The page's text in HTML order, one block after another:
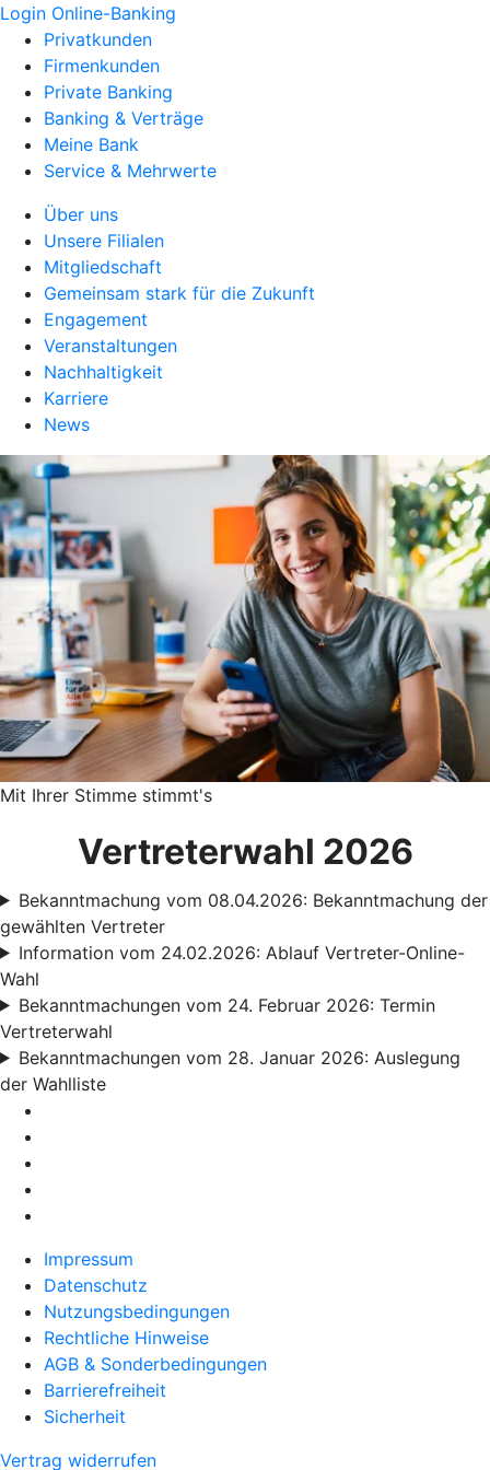
Login Online-Banking
Privatkunden
Firmenkunden
Private Banking
Banking & Verträge
Meine Bank
Service & Mehrwerte
Über uns
Unsere Filialen
Mitgliedschaft
Gemeinsam stark für die Zukunft
Engagement
Veranstaltungen
Nachhaltigkeit
Karriere
News
Mit Ihrer Stimme stimmt's
Vertreterwahl 2026
Bekanntmachung vom 08.04.2026: Bekanntmachung der
gewählten Vertreter
Information vom 24.02.2026: Ablauf Vertreter-Online-
Wahl
Bekanntmachungen vom 24. Februar 2026: Termin
Vertreterwahl
Bekanntmachungen vom 28. Januar 2026: Auslegung
der Wahlliste
Impressum
Datenschutz
Nutzungsbedingungen
Rechtliche Hinweise
AGB & Sonderbedingungen
Barrierefreiheit
Sicherheit
Vertrag widerrufen